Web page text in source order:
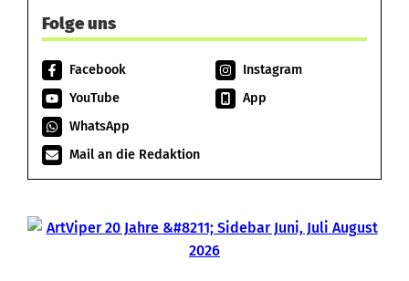
Folge uns
Facebook
Instagram
YouTube
App
WhatsApp
Mail an die Redaktion